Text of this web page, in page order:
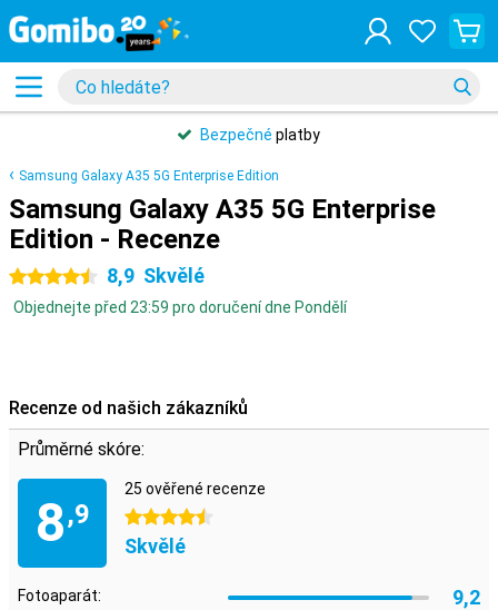
Bezpečné platby
Samsung Galaxy A35 5G Enterprise Edition
Samsung Galaxy A35 5G Enterprise
Edition - Recenze
4.5 hvězdičky 8,9 Skvělé
Objednejte před 23:59 pro doručení dne Pondělí
Recenze od našich zákazníků
Průměrné skóre:
8,9
25 ověřené recenze
4.5 hvězdičky
Skvělé
Fotoaparát: 9,2